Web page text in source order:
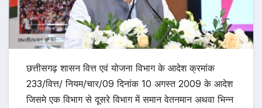
छत्तीसगढ़ शासन वित्त एवं योजना विभाग के आदेश क्रमांक
233/वित्त/ नियम/चार/09 दिनांक 10 अगस्त 2009 के आदेश
जिसमे एक विभाग से दूसरे विभाग में समान वेतनमान अथवा भिन्न